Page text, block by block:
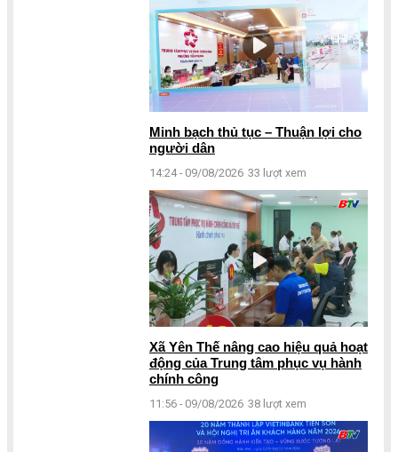
Minh bạch thủ tục – Thuận lợi cho
người dân
14:24 - 09/08/2026 33 lượt xem
Xã Yên Thế nâng cao hiệu quả hoạt
động của Trung tâm phục vụ hành
chính công
11:56 - 09/08/2026 38 lượt xem